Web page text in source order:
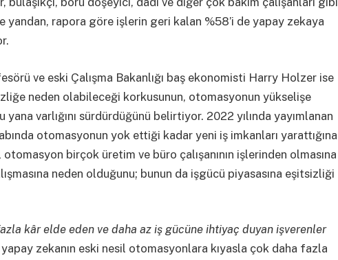
yandan, rapora göre işlerin geri kalan %58’i de yapay zekaya
ve eski Çalışma Bakanlığı baş ekonomisti Harry Holzer ise
neden olabileceği korkusunun, otomasyonun yükselişe
varlığını sürdürdüğünü belirtiyor. 2022 yılında yayımlanan
otomasyonun yok ettiği kadar yeni iş imkanları yarattığına
birçok üretim ve büro çalışanının işlerinden olmasına
neden olduğunu; bunun da işgücü piyasasına eşitsizliği
kâr elde eden ve daha az iş gücüne ihtiyaç duyan işverenler
zekanın eski nesil otomasyonlara kıyasla çok daha fazla